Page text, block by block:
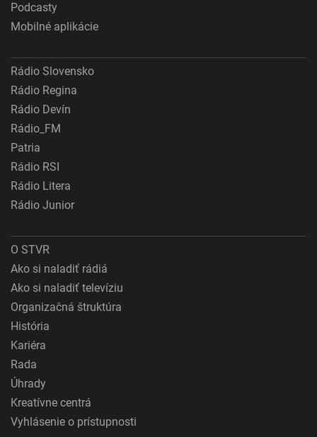
Podcasty
Mobilné aplikácie
Rádio Slovensko
Rádio Regina
Rádio Devín
Rádio_FM
Patria
Rádio RSI
Rádio Litera
Rádio Junior
O STVR
Ako si naladiť rádiá
Ako si naladiť televíziu
Organizačná štruktúra
História
Kariéra
Rada
Úhrady
Kreatívne centrá
Vyhlásenie o prístupnosti